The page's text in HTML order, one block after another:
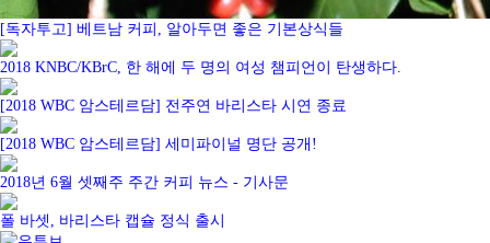
[독자투고] 베트남 커피, 알아두면 좋은 기본상식들
2018 KNBC/KBrC, 한 해에 두 명의 여성 챔피언이 탄생하다.
[2018 WBC 암스테르담] 전주연 바리스타 시연 종료
[2018 WBC 암스테르담] 세미파이널 명단 공개!
2018년 6월 셋째주 주간 커피 뉴스 - 기사문
폴 바셋, 바리스타 캡슐 정식 출시